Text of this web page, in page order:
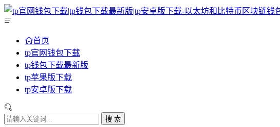
首页
tp官网钱包下载
tp钱包下载最新版
tp苹果版下载
tp安卓版下载
搜 索